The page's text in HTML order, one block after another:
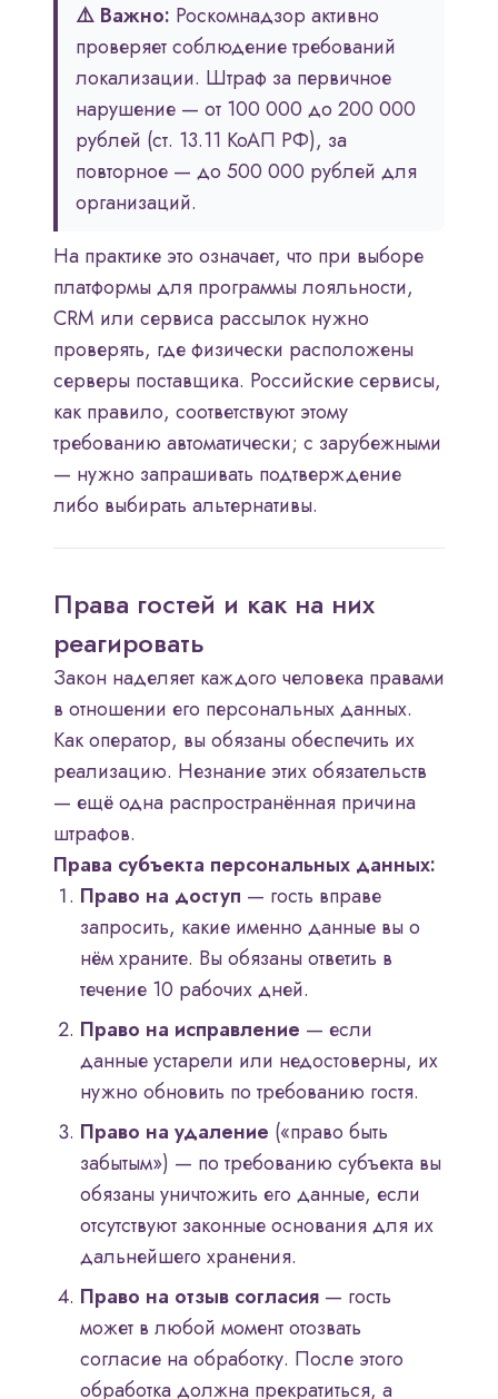
⚠️ Важно: Роскомнадзор активно
проверяет соблюдение требований
локализации. Штраф за первичное
нарушение — от 100 000 до 200 000
рублей (ст. 13.11 КоАП РФ), за
повторное — до 500 000 рублей для
организаций.
На практике это означает, что при выборе
платформы для программы лояльности,
CRM или сервиса рассылок нужно
проверять, где физически расположены
серверы поставщика. Российские сервисы,
как правило, соответствуют этому
требованию автоматически; с зарубежными
— нужно запрашивать подтверждение
либо выбирать альтернативы.
Права гостей и как на них
реагировать
Закон наделяет каждого человека правами
в отношении его персональных данных.
Как оператор, вы обязаны обеспечить их
реализацию. Незнание этих обязательств
— ещё одна распространённая причина
штрафов.
Права субъекта персональных данных:
Право на доступ — гость вправе
запросить, какие именно данные вы о
нём храните. Вы обязаны ответить в
течение 10 рабочих дней.
Право на исправление — если
данные устарели или недостоверны, их
нужно обновить по требованию гостя.
Право на удаление («право быть
забытым») — по требованию субъекта вы
обязаны уничтожить его данные, если
отсутствуют законные основания для их
дальнейшего хранения.
Право на отзыв согласия — гость
может в любой момент отозвать
согласие на обработку. После этого
обработка должна прекратиться, а